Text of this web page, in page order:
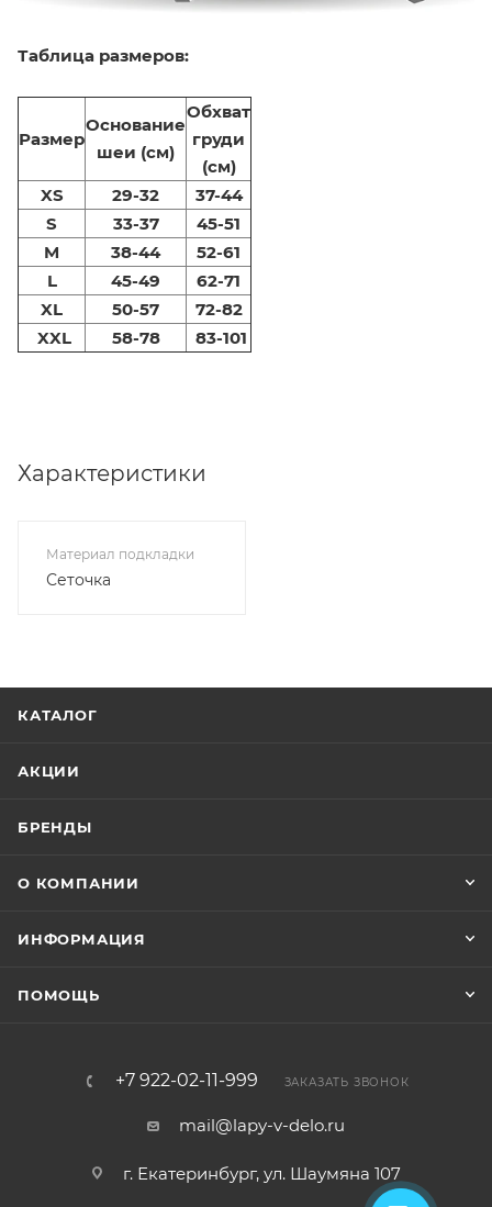
Таблица размеров:
Размер
Основание
шеи (см)
Обхват
груди
(см)
XS
29-32
37-44
S
33-37
45-51
M
38-44
52-61
L
45-49
62-71
XL
50-57
72-82
XXL
58-78 83-101
Характеристики
Материал подкладки
Сеточка
КАТАЛОГ
АКЦИИ
БРЕНДЫ
О КОМПАНИИ
ИНФОРМАЦИЯ
ПОМОЩЬ
+7 922-02-11-999 ЗАКАЗАТЬ ЗВОНОК
mail@lapy-v-delo.ru
г. Екатеринбург, ул. Шаумяна 107